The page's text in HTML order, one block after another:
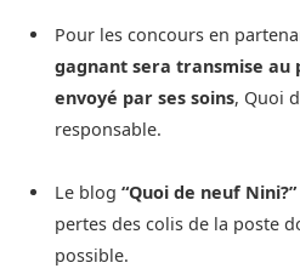
Pour les concours en
gagnant sera transmise
envoyé par ses soins, Quoi
responsable.
Le blog “Quoi de neuf Nini?”
pertes des colis de la poste
possible.